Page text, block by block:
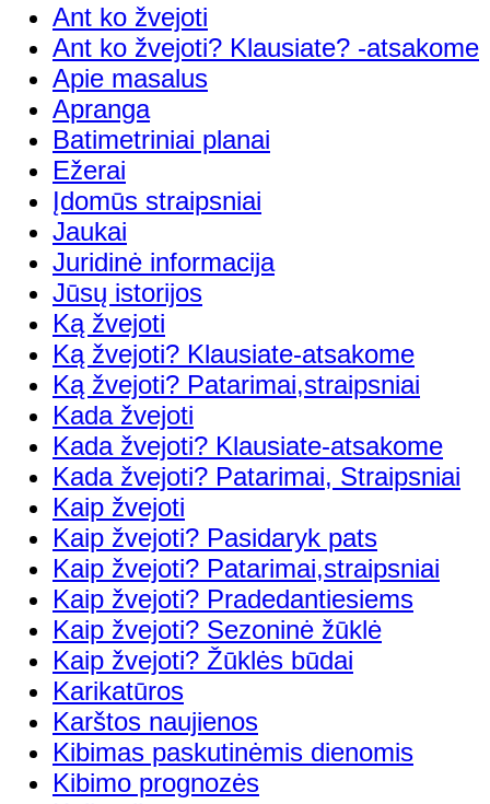
Ant ko žvejoti
Ant ko žvejoti? Klausiate? -atsakome
Apie masalus
Apranga
Batimetriniai planai
Ežerai
Įdomūs straipsniai
Jaukai
Juridinė informacija
Jūsų istorijos
Ką žvejoti
Ką žvejoti? Klausiate-atsakome
Ką žvejoti? Patarimai,straipsniai
Kada žvejoti
Kada žvejoti? Klausiate-atsakome
Kada žvejoti? Patarimai, Straipsniai
Kaip žvejoti
Kaip žvejoti? Pasidaryk pats
Kaip žvejoti? Patarimai,straipsniai
Kaip žvejoti? Pradedantiesiems
Kaip žvejoti? Sezoninė žūklė
Kaip žvejoti? Žūklės būdai
Karikatūros
Karštos naujienos
Kibimas paskutinėmis dienomis
Kibimo prognozės